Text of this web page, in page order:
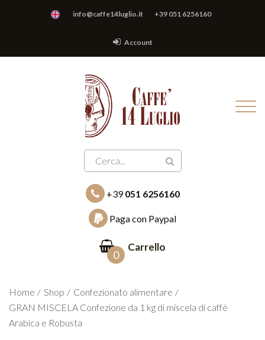
info@caffe14luglio.it +39 051 6256160
Account
+39051 6256160
Paga con Paypal
0
Carrello
Home Shop
Confezionato alimentare
GRAN MISCELA Confezione da 1 kg di miscela di caffè
Arabica e Robusta